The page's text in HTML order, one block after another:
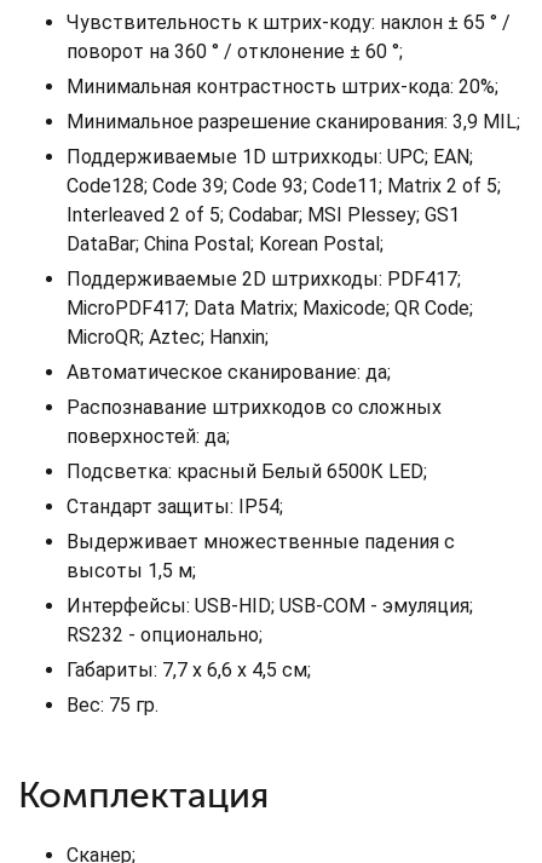
Чувствительность к штрих-коду: наклон ± 65 ° /
поворот на 360 ° / отклонение ± 60 °;
Минимальная контрастность штрих-кода: 20%;
Минимальное разрешение сканирования: 3,9 MIL;
Поддерживаемые 1D штрихкоды: UPC; EAN;
Code128; Code 39; Code 93; Code11; Matrix 2 of 5;
Interleaved 2 of 5; Codabar; MSI Plessey; GS1
DataBar; China Postal; Korean Postal;
Поддерживаемые 2D штрихкоды: PDF417;
MicroPDF417; Data Matrix; Maxicode; QR Code;
MicroQR; Aztec; Hanxin;
Автоматическое сканирование: да;
Распознавание штрихкодов со сложных
поверхностей: да;
Подсветка: красный Белый 6500К LED;
Стандарт защиты: IP54;
Выдерживает множественные падения с
высоты 1,5 м;
Интерфейсы: USB-HID; USB-COM - эмуляция;
RS232 - опционально;
Габариты: 7,7 x 6,6 x 4,5 см;
Вес: 75 гр.
Комплектация
Сканер;